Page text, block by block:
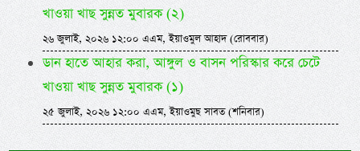
খাওয়া খাছ সুন্নত মুবারক (২)
২৬ জুলাই, ২০২৬ ১২:০০ এএম, ইয়াওমুল আহাদ (রোববার)
ডান হাতে আহার করা, আঙ্গুল ও বাসন পরিস্কার করে চেটে
খাওয়া খাছ সুন্নত মুবারক (১)
২৫ জুলাই, ২০২৬ ১২:০০ এএম, ইয়াওমুছ সাবত (শনিবার)